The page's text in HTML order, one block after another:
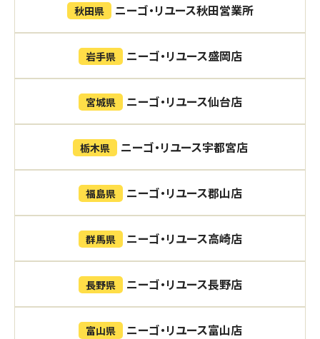
秋田県 ニーゴ・リユース秋田営業所
岩手県 ニーゴ・リユース盛岡店
宮城県 ニーゴ・リユース仙台店
栃木県 ニーゴ・リユース宇都宮店
福島県 ニーゴ・リユース郡山店
群馬県 ニーゴ・リユース高崎店
長野県 ニーゴ・リユース長野店
富山県 ニーゴ・リユース富山店